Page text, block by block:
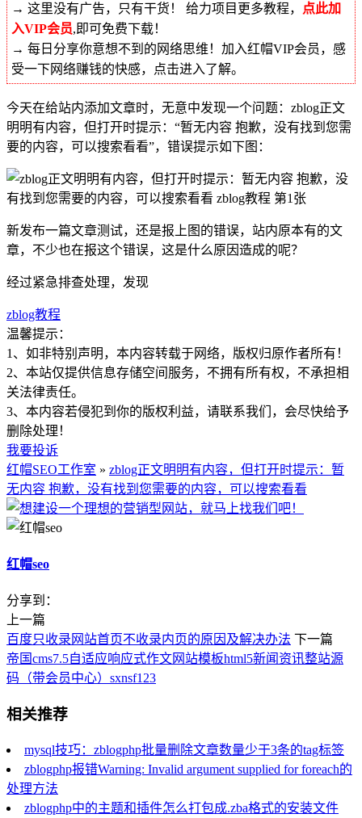
→ 这里没有广告，只有干货！ 给力项目更多教程，
点此加
入VIP会员,即可免费下载！
→ 每日分享你意想不到的网络思维！加入红帽VIP会员，感
受一下网络赚钱的快感，点击进入了解。
今天在给站内添加文章时，无意中发现一个问题：zblog正文
明明有内容，但打开时提示：“暂无内容 抱歉，没有找到您需
要的内容，可以搜索看看”，错误提示如下图：
新发布一篇文章测试，还是报上图的错误，站内原本有的文
章，不少也在报这个错误，这是什么原因造成的呢？
经过紧急排查处理，发现
zblog教程
温馨提示：
1、如非特别声明，本内容转载于网络，版权归原作者所有！
2、本站仅提供信息存储空间服务，不拥有所有权，不承担相
关法律责任。
3、本内容若侵犯到你的版权利益，请联系我们，会尽快给予
删除处理！
我要投诉
红帽SEO工作室 » zblog正文明明有内容，但打开时提示：暂
无内容 抱歉，没有找到您需要的内容，可以搜索看看
红帽seo
分享到：
上一篇
百度只收录网站首页不收录内页的原因及解决办法 下一篇
帝国cms7.5自适应响应式作文网站模板html5新闻资讯整站源
码（带会员中心）sxnsf123
相关推荐
mysql技巧：zblogphp批量删除文章数量少于3条的tag标签
zblogphp报错Warning: Invalid argument supplied for foreach的
处理方法
zblogphp中的主题和插件怎么打包成.zba格式的安装文件